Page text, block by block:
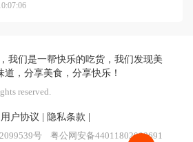
我们是一帮快乐的吃货，我们发现美
，分享美食，分享快乐！
reserved.
用户协议 隐私条款
号 粤公网安备44011802000691